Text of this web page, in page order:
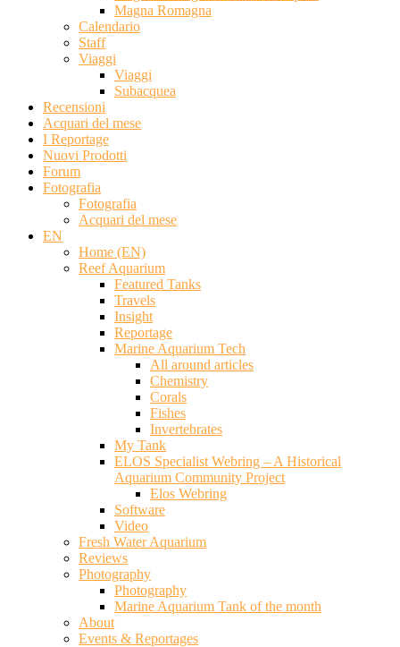
Magna Romagna
Calendario
Staff
Viaggi
Viaggi
Subacquea
Recensioni
Acquari del mese
I Reportage
Nuovi Prodotti
Forum
Fotografia
Fotografia
Acquari del mese
EN
Home (EN)
Reef Aquarium
Featured Tanks
Travels
Insight
Reportage
Marine Aquarium Tech
All around articles
Chemistry
Corals
Fishes
Invertebrates
My Tank
ELOS Specialist Webring – A Historical
Aquarium Community Project
Elos Webring
Software
Video
Fresh Water Aquarium
Reviews
Photography
Photography
Marine Aquarium Tank of the month
About
Events & Reportages